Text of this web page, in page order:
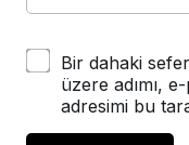
Bir dahaki
üzere adımı,
adresimi bu